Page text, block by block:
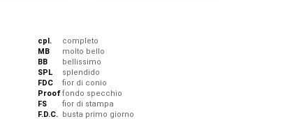
cpl.
completo
MB
molto bello
BB
bellissimo
SPL
splendido
FDC
fior di conio
Prooffondo specchio
FS
fior di stampa
F.D.C. busta primo giorno